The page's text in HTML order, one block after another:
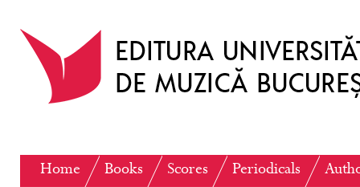
Home Books Scores Periodicals